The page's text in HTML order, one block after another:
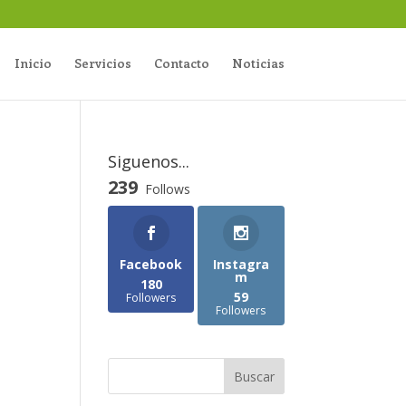
Inicio Servicios Contacto Noticias
Siguenos...
239 Follows
Facebook
180
Followers
Instagra
m
59
Followers